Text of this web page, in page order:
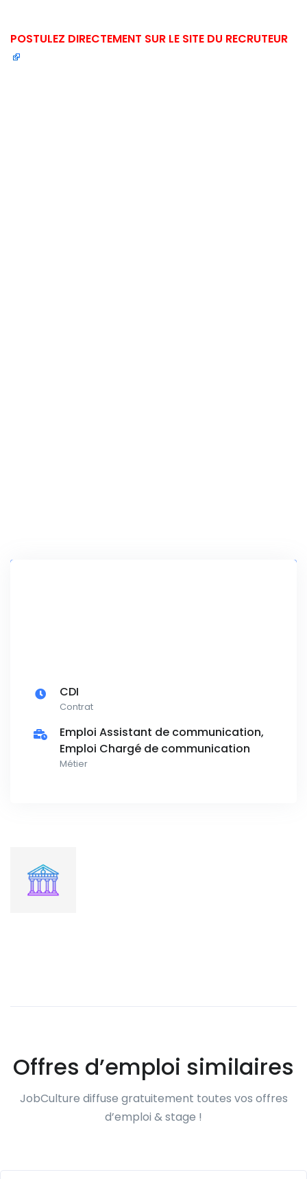
POSTULEZ DIRECTEMENT SUR LE SITE DU RECRUTEUR
CDI
Contrat
Emploi Assistant de communication,
Emploi Chargé de communication
Métier
Offres d’emploi similaires
JobCulture diffuse gratuitement toutes vos offres
d’emploi & stage !